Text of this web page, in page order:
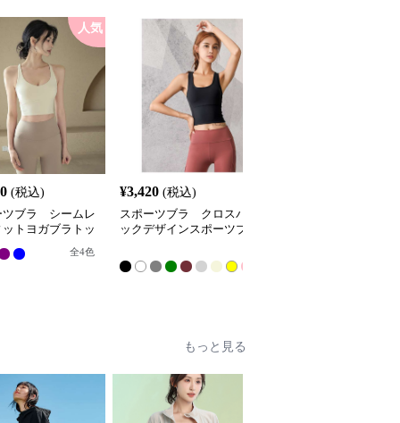
人気
(税込)
ツブラ シームレ
ットヨガブラトッ
全4色
¥3,420 (税込)
スポーツブラ クロスバ
ックデザインスポーツブ
もっと見る